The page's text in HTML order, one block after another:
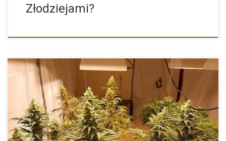
Złodziejami?
Nasiona marihuany indoor to dokładnie kategoria odmian konopi
przeznaczonych do […]